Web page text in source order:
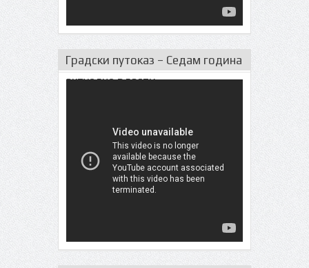
Градски путоказ – Седам година
актуeлне власти